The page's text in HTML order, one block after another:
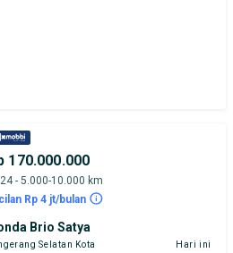
170.000.000
- 5.000-10.000 km
Rp 4 jt/bulan
Brio Satya
Selatan Kota Hari ini